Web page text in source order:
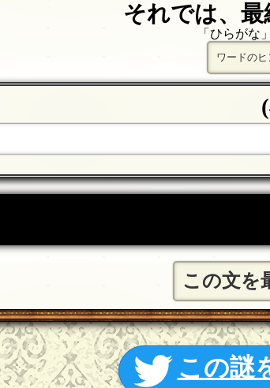
それでは、最
「ひらがな
ワードのヒ
この文を
この謎